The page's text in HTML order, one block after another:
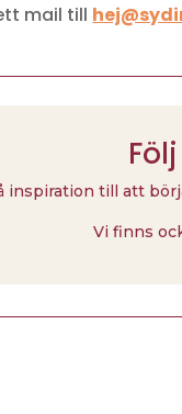
mail till
inspiration till att
Vi finns